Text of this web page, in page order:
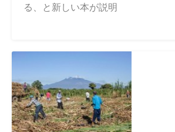
る、と新しい本が説明